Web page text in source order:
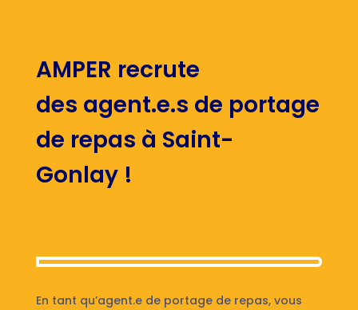
AMPER recrute
des agent.e.s de portage
de repas à Saint-
Gonlay !
En tant qu’agent.e de portage de repas, vous